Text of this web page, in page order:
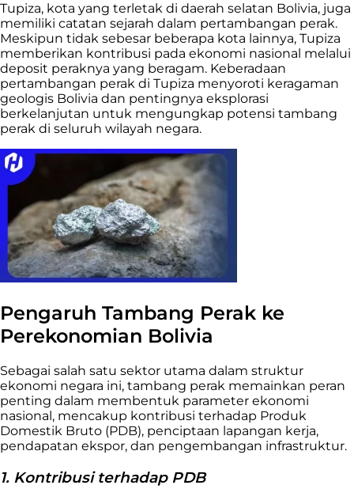
Tupiza, kota yang terletak di daerah selatan Bolivia, juga
memiliki catatan sejarah dalam pertambangan perak.
Meskipun tidak sebesar beberapa kota lainnya, Tupiza
memberikan kontribusi pada ekonomi nasional melalui
deposit peraknya yang beragam. Keberadaan
pertambangan perak di Tupiza menyoroti keragaman
geologis Bolivia dan pentingnya eksplorasi
berkelanjutan untuk mengungkap potensi tambang
perak di seluruh wilayah negara.
Pengaruh Tambang Perak ke
Perekonomian Bolivia
Sebagai salah satu sektor utama dalam struktur
ekonomi negara ini, tambang perak memainkan peran
penting dalam membentuk parameter ekonomi
nasional, mencakup kontribusi terhadap Produk
Domestik Bruto (PDB), penciptaan lapangan kerja,
pendapatan ekspor, dan pengembangan infrastruktur.
1. Kontribusi terhadap PDB